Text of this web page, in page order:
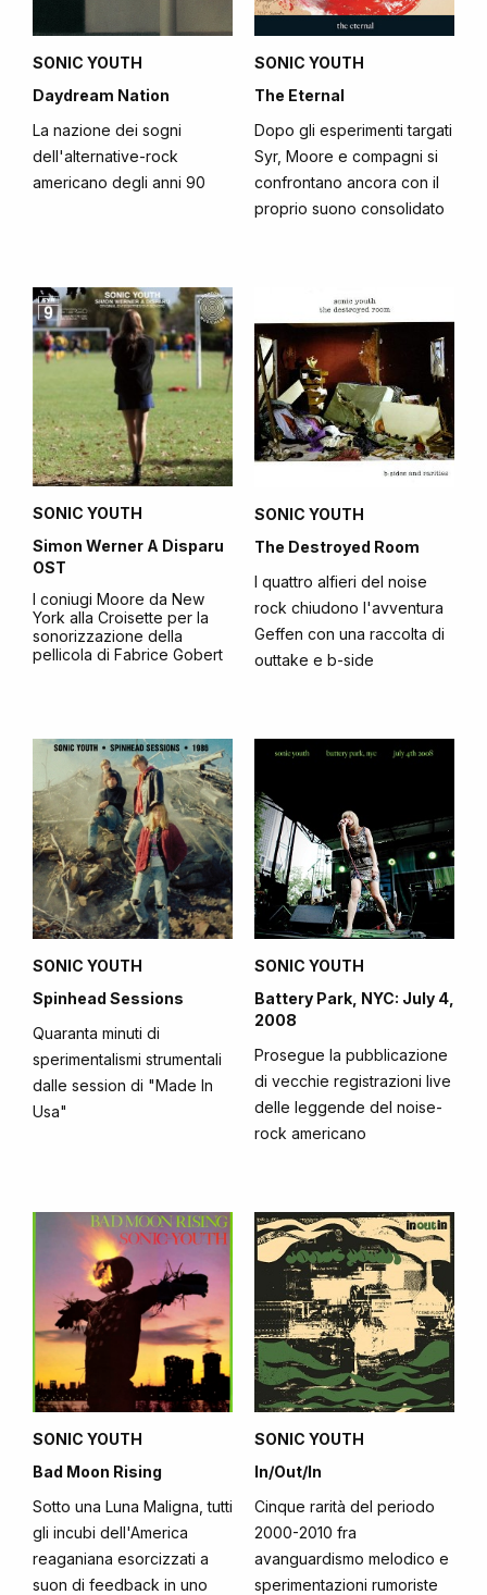
SONIC YOUTH
Daydream Nation
La nazione dei sogni
dell'alternative-rock
americano degli anni 90
SONIC YOUTH
The Eternal
Dopo gli esperimenti targati
Syr, Moore e compagni si
confrontano ancora con il
proprio suono consolidato
SONIC YOUTH
Simon Werner A Disparu
OST
I coniugi Moore da New
York alla Croisette per la
sonorizzazione della
pellicola di Fabrice Gobert
SONIC YOUTH
The Destroyed Room
I quattro alfieri del noise
rock chiudono l'avventura
Geffen con una raccolta di
outtake e b-side
SONIC YOUTH
Spinhead Sessions
Quaranta minuti di
sperimentalismi strumentali
dalle session di "Made In
Usa"
SONIC YOUTH
Battery Park, NYC: July 4,
2008
Prosegue la pubblicazione
di vecchie registrazioni live
delle leggende del noise-
rock americano
SONIC YOUTH
Bad Moon Rising
Sotto una Luna Maligna, tutti
gli incubi dell'America
reaganiana esorcizzati a
suon di feedback in uno
SONIC YOUTH
In/Out/In
Cinque rarità del periodo
2000-2010 fra
avanguardismo melodico e
sperimentazioni rumoriste